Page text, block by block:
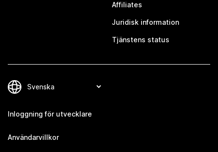
Affiliates
Juridisk information
Tjänstens status
Inloggning för utvecklare
Användarvillkor